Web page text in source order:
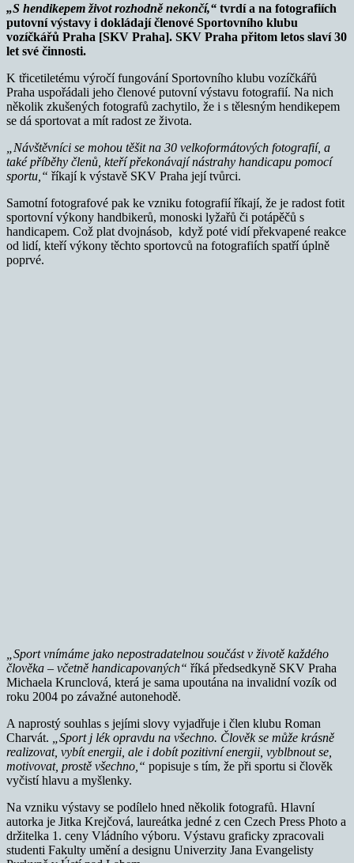
„S hendikepem život rozhodně nekončí,“ tvrdí a na fotografiích
putovní výstavy i dokládají členové Sportovního klubu
vozíčkářů Praha [SKV Praha]. SKV Praha přitom letos slaví 30
let své činnosti.
K třicetiletému výročí fungování Sportovního klubu vozíčkářů
Praha uspořádali jeho členové putovní výstavu fotografií. Na nich
několik zkušených fotografů zachytilo, že i s tělesným hendikepem
se dá sportovat a mít radost ze života.
„Návštěvníci se mohou těšit na 30 velkoformátových fotografií, a
také příběhy členů, kteří překonávají nástrahy handicapu pomocí
sportu,“ říkají k výstavě SKV Praha její tvůrci.
Samotní fotografové pak ke vzniku fotografií říkají, že je radost fotit
sportovní výkony handbikerů, monoski lyžařů či potápěčů s
handicapem. Což plat dvojnásob, když poté vidí překvapené reakce
od lidí, kteří výkony těchto sportovců na fotografiích spatří úplně
poprvé.
„Sport vnímáme jako nepostradatelnou součást v životě každého
člověka – včetně handicapovaných“ říká předsedkyně SKV Praha
Michaela Krunclová, která je sama upoutána na invalidní vozík od
roku 2004 po závažné autonehodě.
A naprostý souhlas s jejími slovy vyjadřuje i člen klubu Roman
Charvát.
„Sport j lék opravdu na všechno. Člověk se může krásně
realizovat, vybít energii, ale i dobít pozitivní energii, vyblbnout se,
motivovat, prostě všechno,“ popisuje s tím, že při sportu si člověk
vyčistí hlavu a myšlenky.
Na vzniku výstavy se podílelo hned několik fotografů. Hlavní
autorka je Jitka Krejčová, laureátka jedné z cen Czech Press Photo a
držitelka 1. ceny Vládního výboru. Výstavu graficky zpracovali
studenti Fakulty umění a designu Univerzity Jana Evangelisty